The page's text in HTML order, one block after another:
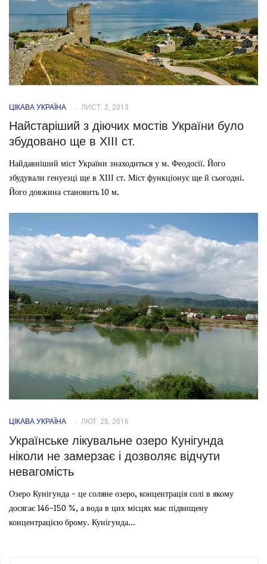
ЦІКАВА УКРАЇНА ЛИСТ. 2, 2013
Найстаріший з діючих мостів України було
збудовано ще в ХІІІ ст.
Найдавніший міст України знаходиться у м. Феодосії. Його
збудували генуезці ще в ХІІІ ст. Міст функціонує ще й сьогодні.
Його довжина становить 10 м.
ЦІКАВА УКРАЇНА ЛЮТ. 25, 2016
Українське лікувальне озеро Кунігунда
ніколи не замерзає і дозволяє відчути
невагомість
Озеро Кунігунда - це соляне озеро, концентрація солі в якому
досягає 146-150 %, а вода в цих місцях має підвищену
концентрацією брому. Кунігунда...